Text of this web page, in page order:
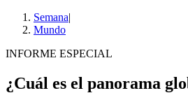
Semana|
Mundo
INFORME ESPECIAL
¿Cuál es el panorama